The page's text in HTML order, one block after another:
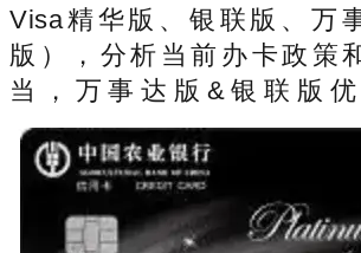
Visa精华版、银联版、万
版），分析当前办卡政策
当，万事达版&银联版优